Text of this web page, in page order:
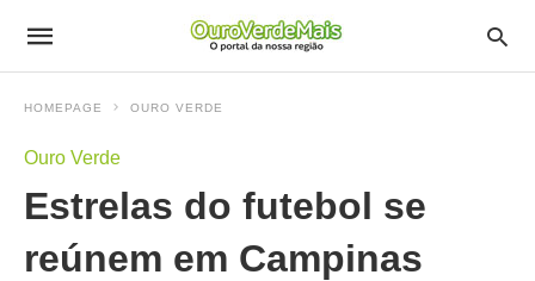
HOMEPAGE OURO VERDE
Ouro Verde
Estrelas do futebol se
reúnem em Campinas